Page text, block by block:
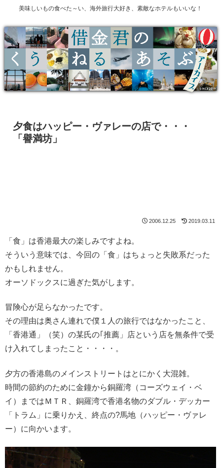
美味しいもの食べた～い、海外旅行大好き、素敵なホテルもいいな！
夕食はハッピー・ヴァレーの店で・・・
「譽満坊」
2006.12.25 2019.03.11
「食」は香港最大の楽しみですよね。
そういう意味では、今回の「食」はちょっと失敗系だった
かもしれません。
オーソドックスに過ぎた気がします。
冒険心が足らなかったです。
その理由は奥さん連れで僕１人の旅行ではなかったこと、
「香港通」（笑）の某氏の｢推薦」店という店を無条件で受
け入れてしまったこと・・・・。
夕方の香港島のメインストリートはとにかく大混雑。
時間の節約のために金鐘から銅羅湾（コーズウェイ・ベ
イ）まではＭＴＲ、銅羅湾で香港名物のダブル・デッカー
「トラム」に乗りかえ、終点の?馬地（ハッピー・ヴァレ
ー）に向かいます。